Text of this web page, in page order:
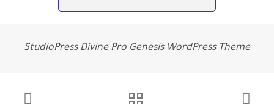
StudioPress Divine Pro Genesis WordPress Theme